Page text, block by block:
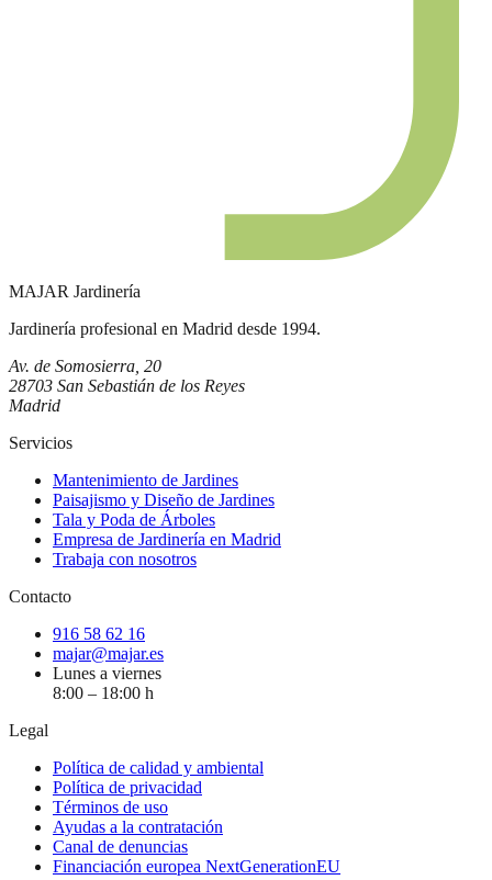
MAJAR Jardinería
Jardinería profesional en Madrid desde 1994.
Av. de Somosierra, 20
28703 San Sebastián de los Reyes
Madrid
Servicios
Mantenimiento de Jardines
Paisajismo y Diseño de Jardines
Tala y Poda de Árboles
Empresa de Jardinería en Madrid
Trabaja con nosotros
Contacto
916 58 62 16
majar@majar.es
Lunes a viernes
8:00 – 18:00 h
Legal
Política de calidad y ambiental
Política de privacidad
Términos de uso
Ayudas a la contratación
Canal de denuncias
Financiación europea NextGenerationEU